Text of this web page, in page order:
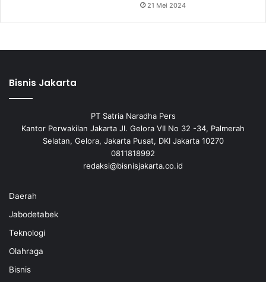
21 Mei 2024
Bisnis Jakarta
PT Satria Naradha Pers
Kantor Perwakilan Jakarta Jl. Gelora VII No 32 -34, Palmerah
Selatan, Gelora, Jakarta Pusat, DKI Jakarta 10270
0811818992
redaksi@bisnisjakarta.co.id
Daerah
Jabodetabek
Teknologi
Olahraga
Bisnis